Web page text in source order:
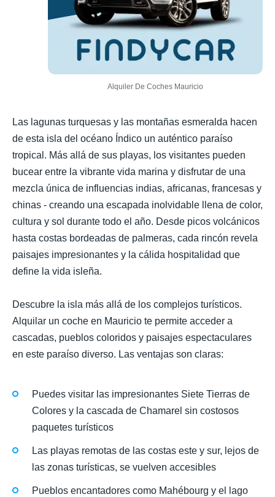
Alquiler De Coches Mauricio
Las lagunas turquesas y las montañas esmeralda hacen
de esta isla del océano Índico un auténtico paraíso
tropical. Más allá de sus playas, los visitantes pueden
bucear entre la vibrante vida marina y disfrutar de una
mezcla única de influencias indias, africanas, francesas y
chinas - creando una escapada inolvidable llena de color,
cultura y sol durante todo el año. Desde picos volcánicos
hasta costas bordeadas de palmeras, cada rincón revela
paisajes impresionantes y la cálida hospitalidad que
define la vida isleña.
Descubre la isla más allá de los complejos turísticos.
Alquilar un coche en Mauricio te permite acceder a
cascadas, pueblos coloridos y paisajes espectaculares
en este paraíso diverso. Las ventajas son claras:
Puedes visitar las impresionantes Siete Tierras de
Colores y la cascada de Chamarel sin costosos
paquetes turísticos
Las playas remotas de las costas este y sur, lejos de
las zonas turísticas, se vuelven accesibles
Pueblos encantadores como Mahébourg y el lago